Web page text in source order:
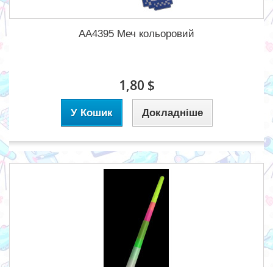
AA4395 Меч кольоровий
1,80 $
У Кошик Докладніше